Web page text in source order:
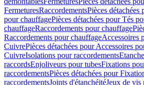
FermeturesRaccordementsPièces détachées
pour chauffagePièces détachées pour Tés
chauffageRaccordements pour chauffage
Raccordements pour chauffageAccessoires
CuivrePièces détachées pour Accessoires
CuivreIsolations pour raccordements
raccordsEnjoliveurs pour tubesFixations
raccordementsPièces détachées pour
raccordementsJoints d'étanchéitéJeux de vis